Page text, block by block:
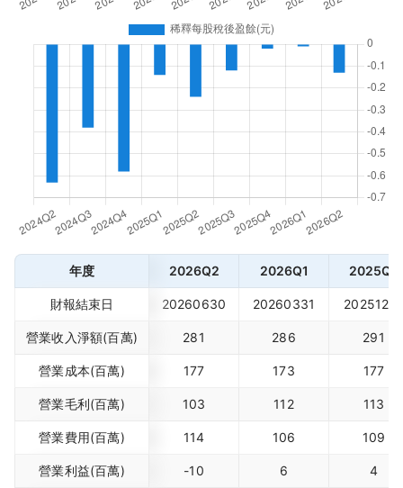
年度 2026Q2 2026Q1 2025Q4
財報結束日 20260630 20260331 20251231
營業收入淨額(百萬) 281 286 291
營業成本(百萬) 177 173 177
營業毛利(百萬) 103 112 113
營業費用(百萬) 114 106 109
營業利益(百萬) -10 6 4